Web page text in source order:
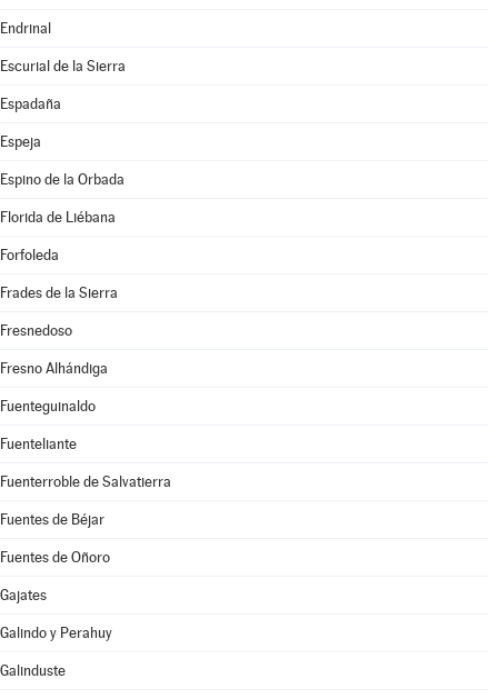
Endrinal
Escurial de la Sierra
Espadaña
Espeja
Espino de la Orbada
Florida de Liébana
Forfoleda
Frades de la Sierra
Fresnedoso
Fresno Alhándiga
Fuenteguinaldo
Fuenteliante
Fuenterroble de Salvatierra
Fuentes de Béjar
Fuentes de Oñoro
Gajates
Galindo y Perahuy
Galinduste